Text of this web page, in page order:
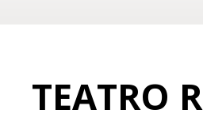
TEATRO